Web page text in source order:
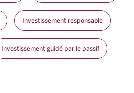
Investissement responsable
Investissement guidé par le passif